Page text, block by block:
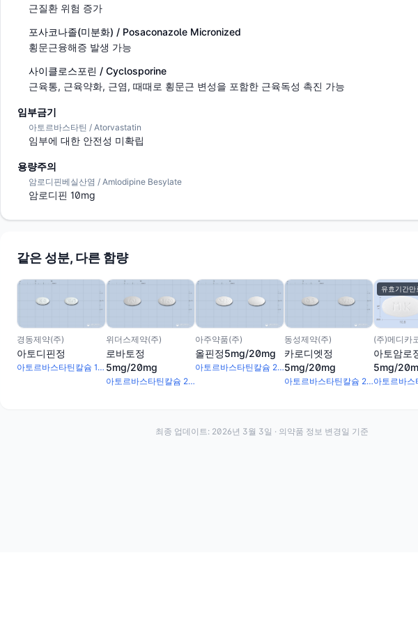
근질환 위험 증가
포사코나졸(미분화) / Posaconazole Micronized
횡문근융해증 발생 가능
사이클로스포린 / Cyclosporine
근육통, 근육약화, 근염, 때때로 횡문근 변성을 포함한 근육독성 촉진 가능
임부금기
아토르바스타틴 / Atorvastatin
임부에 대한 안전성 미확립
용량주의
암로디핀베실산염 / Amlodipine Besylate
암로디핀 10mg
같은 성분, 다른 함량
경동제약(주)
아토디핀정
아토르바스타틴칼슘 10.85mg · 암로디핀베실산염 6.94mg
위더스제약(주)
로바토정
5mg/20mg
아토르바스타틴칼슘 20.72mg · 암로디핀베실산염 6.94mg
아주약품(주)
올핀정5mg/20mg
아토르바스타틴칼슘 20.72mg · 암로디핀베실산염 6.94mg
동성제약(주)
카로디엣정
5mg/20mg
아토르바스타틴칼슘 20.72mg · 암로디핀베실산염 6.94mg
유효기간만
(주)메디카
아토암로
5mg/
최종 업데이트: 2026년 3월 3일 · 의약품 정보 변경일 기준